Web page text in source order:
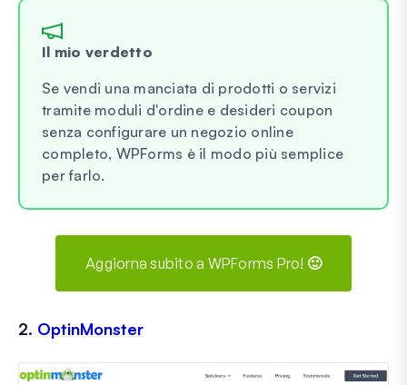
Il mio verdetto
Se vendi una manciata di prodotti o servizi
tramite moduli d'ordine e desideri coupon
senza configurare un negozio online
completo, WPForms è il modo più semplice
per farlo.
Aggiorna subito a WPForms Pro! 🙂
2. OptinMonster